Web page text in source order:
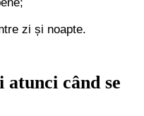
zi și noapte.
atunci când se